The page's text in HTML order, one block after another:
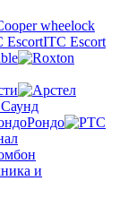
wheelock
ITC Escort
Рондо
и